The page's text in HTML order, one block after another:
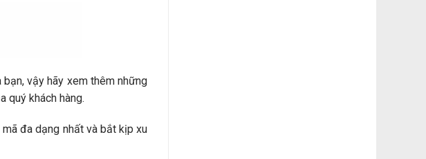
vậy hãy xem thêm những
quý khách hàng.
đa dạng nhất và bắt kịp xu